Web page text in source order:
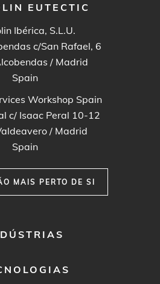
EUTECTIC
Ibérica, S.L.U.
c/San Rafael, 6
/ Madrid
Spain
Workshop Spain
c/ Isaac Peral 10-12
/ Madrid
Spain
MAIS PERTO DE SI